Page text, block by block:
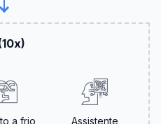
a frio Assistente